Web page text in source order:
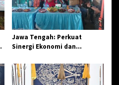
Jawa Tengah: Perkuat
Sinergi Ekonomi dan
Jangkar Gelar Halal Bi Halal
di Losari